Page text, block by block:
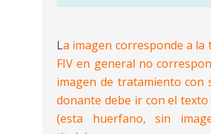
La imagen corresponde a la
FIV en general no
imagen de tratamiento con
donante debe ir con el
(esta huerfano, sin